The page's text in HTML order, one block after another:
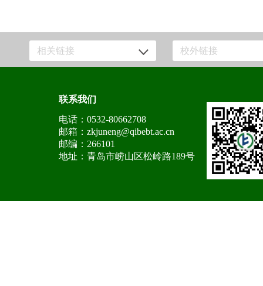
相关链接 校外链接
联系我们
电话：0532-80662708
邮箱：zkjuneng@qibebt.ac.cn
邮编：266101
地址：青岛市崂山区松岭路189号